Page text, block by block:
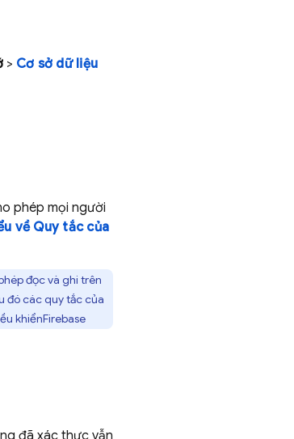
> Cơ sở dữ liệu
phép mọi người
về Quy tắc của
đọc và ghi trên
đó các quy tắc của
khiểnFirebase
đã xác thực vẫn